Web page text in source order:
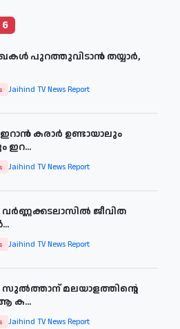
6
പുറത്തുവിടാന്‍ തയ്യാര്‍,
Jaihind TV News Report
കരാർ ഉണ്ടായാലും
ഇറ...
Jaihind TV News Report
ജീവിത
Jaihind TV News Report
സുൽത്താന് മലയാളത്തിന്റെ
ക...
Jaihind TV News Report